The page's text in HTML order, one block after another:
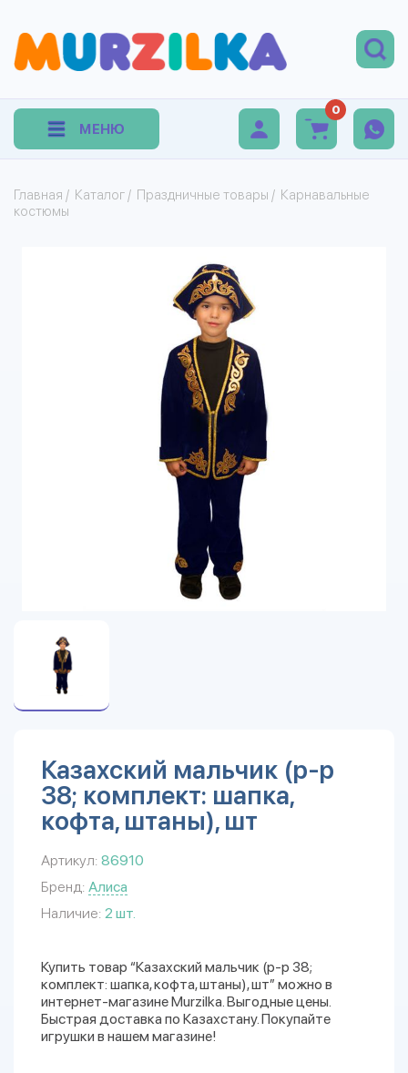
МЕНЮ
0
Главная / Каталог / Праздничные товары / Карнавальные
костюмы
Казахский мальчик (р-р
38; комплект: шапка,
кофта, штаны), шт
Артикул: 86910
Бренд: Алиса
Наличие: 2 шт.
Купить товар “Казахский мальчик (р-р 38;
комплект: шапка, кофта, штаны), шт” можно в
интернет-магазине Murzilka. Выгодные цены.
Быстрая доставка по Казахстану. Покупайте
игрушки в нашем магазине!